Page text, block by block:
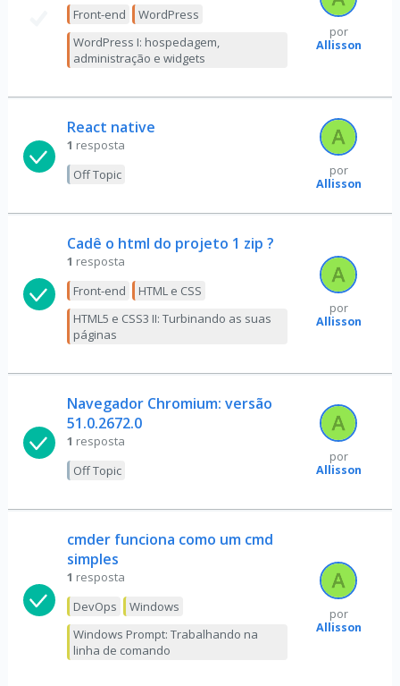
Front-end
WordPress
WordPress I: hospedagem,
administração e widgets
por
Allisson
React native
1 resposta
Off Topic
por
Allisson
Cadê o html do projeto 1 zip ?
1 resposta
Front-end
HTML e CSS
HTML5 e CSS3 II: Turbinando as suas
páginas
por
Allisson
Navegador Chromium: versão
51.0.2672.0
1 resposta
Off Topic
por
Allisson
cmder funciona como um cmd
simples
1 resposta
DevOps
Windows
Windows Prompt: Trabalhando na
linha de comando
por
Allisson